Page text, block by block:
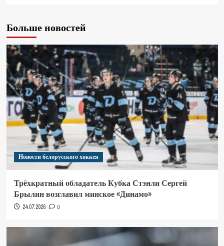
Больше новостей
Новости белорусского хоккея
Трёхкратный обладатель Кубка Стэнли Сергей
Брылин возглавил минское «Динамо»
24.07.2026 0